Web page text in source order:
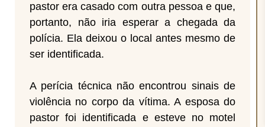
pastor era casado com outra pessoa e que,
portanto, não iria esperar a chegada da
polícia. Ela deixou o local antes mesmo de
ser identificada.
A perícia técnica não encontrou sinais de
violência no corpo da vítima. A esposa do
pastor foi identificada e esteve no motel